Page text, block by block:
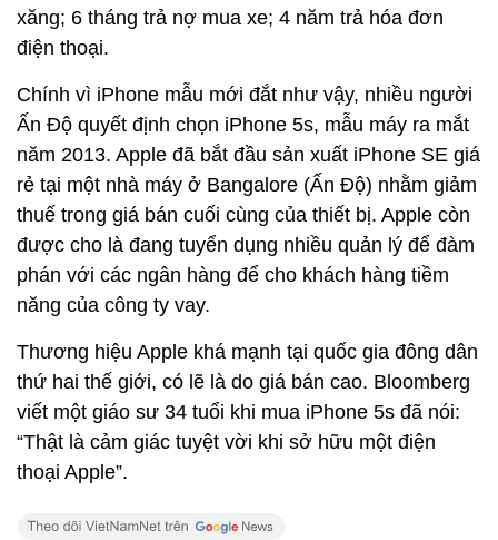
xăng; 6 tháng trả nợ mua xe; 4 năm trả hóa đơn
điện thoại.
Chính vì iPhone mẫu mới đắt như vậy, nhiều người
Ấn Độ quyết định chọn iPhone 5s, mẫu máy ra mắt
năm 2013. Apple đã bắt đầu sản xuất iPhone SE giá
rẻ tại một nhà máy ở Bangalore (Ấn Độ) nhằm giảm
thuế trong giá bán cuối cùng của thiết bị. Apple còn
được cho là đang tuyển dụng nhiều quản lý để đàm
phán với các ngân hàng để cho khách hàng tiềm
năng của công ty vay.
Thương hiệu Apple khá mạnh tại quốc gia đông dân
thứ hai thế giới, có lẽ là do giá bán cao. Bloomberg
viết một giáo sư 34 tuổi khi mua iPhone 5s đã nói:
“Thật là cảm giác tuyệt vời khi sở hữu một điện
thoại Apple”.